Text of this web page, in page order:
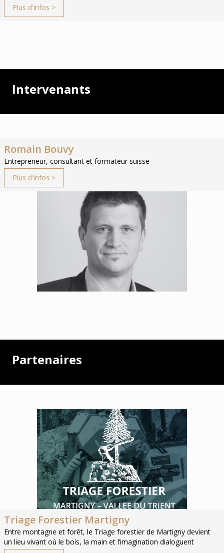
Plus d'infos >
Intervenants
Romain Bouvy
Entrepreneur, consultant et formateur suisse
Plus d'infos >
Partenaires
Triage Forestier Martigny
Entre montagne et forêt, le Triage forestier de Martigny devient
un lieu vivant où le bois, la main et l’imagination dialoguent